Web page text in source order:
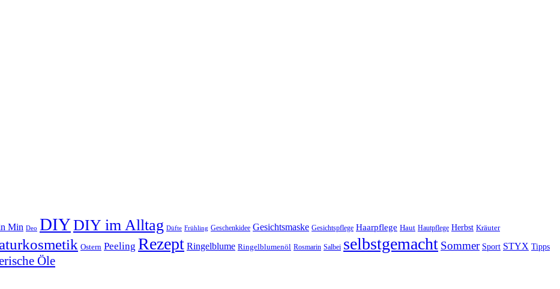
Min Deo DIYDIY im Alltag Düfte Frühling Geschenkidee Gesichtsmaske Gesichtspflege Haarpflege Haut Hautpflege Herbst Kräuter
Ostern Peeling Rezept Ringelblume Ringelblumenöl Rosmarin Salbei selbstgemacht Sommer Sport STYX Tipps
Öle